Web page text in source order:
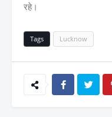
रहे।
Tags Lucknow